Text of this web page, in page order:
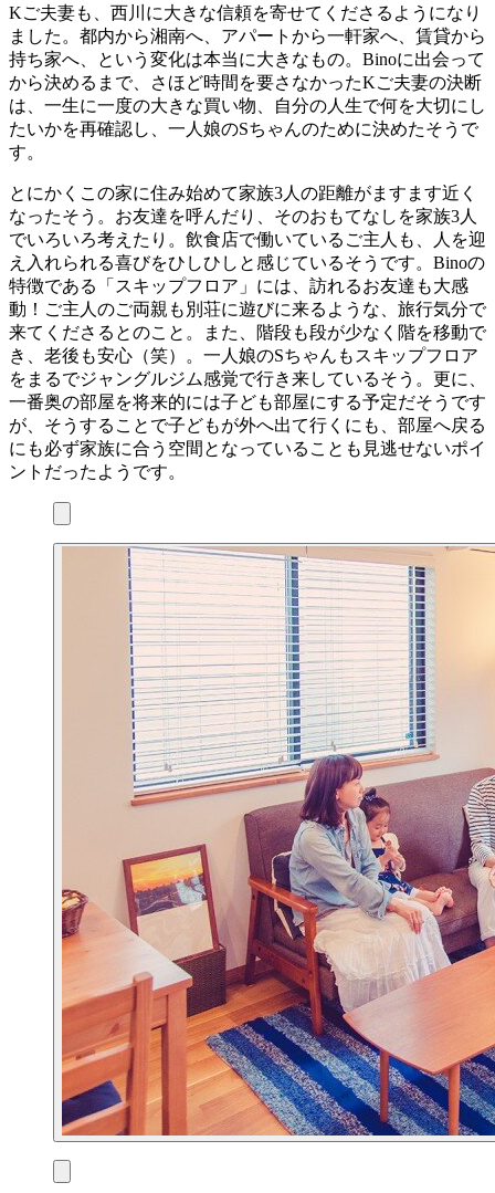
Kご夫妻も、西川に大きな信頼を寄せてくださるようになり
ました。都内から湘南へ、アパートから一軒家へ、賃貸から
持ち家へ、という変化は本当に大きなもの。Binoに出会って
から決めるまで、さほど時間を要さなかったKご夫妻の決断
は、一生に一度の大きな買い物、自分の人生で何を大切にし
たいかを再確認し、一人娘のSちゃんのために決めたそうで
す。
とにかくこの家に住み始めて家族3人の距離がますます近く
なったそう。お友達を呼んだり、そのおもてなしを家族3人
でいろいろ考えたり。飲食店で働いているご主人も、人を迎
え入れられる喜びをひしひしと感じているそうです。Binoの
特徴である「スキップフロア」には、訪れるお友達も大感
動！ご主人のご両親も別荘に遊びに来るような、旅行気分で
来てくださるとのこと。また、階段も段が少なく階を移動で
き、老後も安心（笑）。一人娘のSちゃんもスキップフロア
をまるでジャングルジム感覚で行き来しているそう。更に、
一番奥の部屋を将来的には子ども部屋にする予定だそうです
が、そうすることで子どもが外へ出て行くにも、部屋へ戻る
にも必ず家族に合う空間となっていることも見逃せないポイ
ントだったようです。